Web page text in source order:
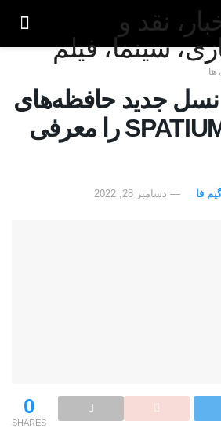
ها
شرکت MSI نسل جدید حافظه‌های
SSD سری SPATIUM را معرفی
فا دسامبر 28, 2022
0
SHARES